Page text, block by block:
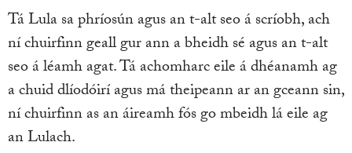
Tá Lula sa phríosún agus an t-alt seo á scríobh, ach
ní chuirfinn geall gur ann a bheidh sé agus an t-alt
seo á léamh agat. Tá achomharc eile á dhéanamh ag
a chuid dlíodóirí agus má theipeann ar an gceann sin,
ní chuirfinn as an áireamh fós go mbeidh lá eile ag
an Lulach.